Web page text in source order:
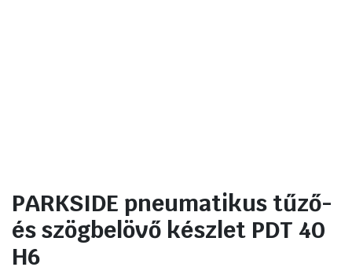
PARKSIDE pneumatikus tűző-
és szögbelövő készlet PDT 40
H6